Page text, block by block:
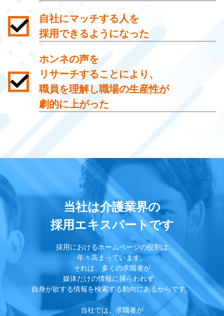
自社にマッチする人を
採用できるようになった
ホンネの声を
リサーチすることにより、
職員を理解し職場の生産性が
劇的に上がった
当社は介護業界の
採用エキスパートです
採用におけるホームページの役割は
年々高まっています。
それは、多くの求職者が
媒体だけの情報に捕らわれず、
自身が欲する情報を検索する動向にあるからです。
当社では、求職者が